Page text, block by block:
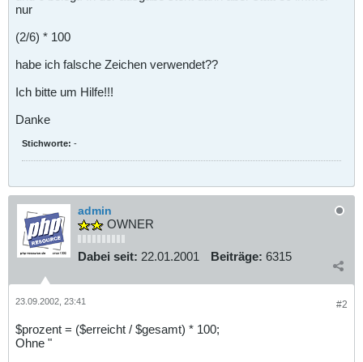
nur
(2/6) * 100
habe ich falsche Zeichen verwendet??
Ich bitte um Hilfe!!!
Danke
Stichworte: -
admin
OWNER
Dabei seit: 22.01.2001 Beiträge: 6315
#2
23.09.2002, 23:41
$prozent = ($erreicht / $gesamt) * 100;
Ohne "